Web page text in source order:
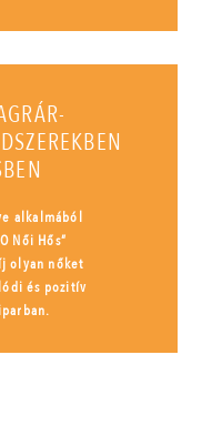
alkalmából
Női Hős”
olyan nőket
és pozitív